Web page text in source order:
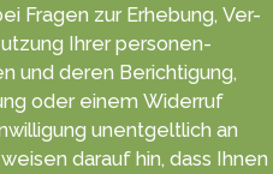
Fra­gen zur Er­heb­ung, Ver­
Ihrer personen­
und deren Berich­tigung,
oder einem Wider­ruf
unent­gelt­lich an
darauf hin, dass Ihnen